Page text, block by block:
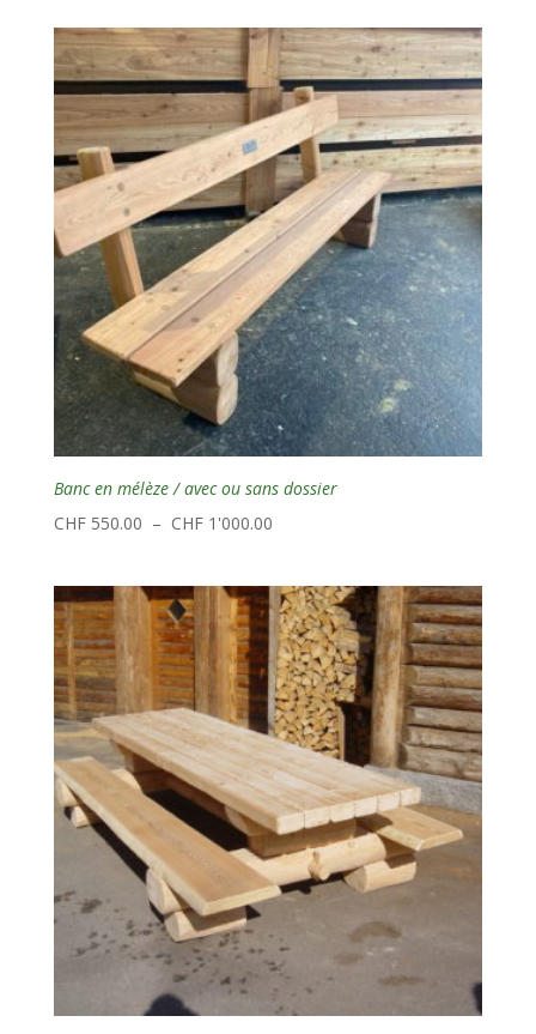
Banc en mélèze / avec ou sans dossier
CHF550.00 – CHF1'000.00Plage
CHF 550.00
à
CHF 1'000.00